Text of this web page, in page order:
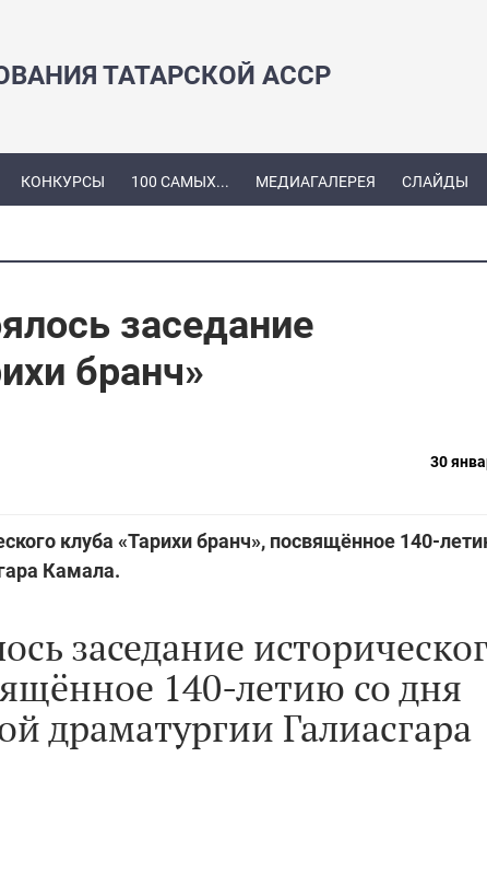
ТАТАРСКОЙ АССР
КОНКУРСЫ 100 САМЫХ... МЕДИАГАЛЕРЕЯ СЛАЙДЫ
заседание
бранч»
30
клуба «Тарихи бранч», посвящённое 140-
Камала.
заседание
140-летию со дня
драматургии Галиасгара